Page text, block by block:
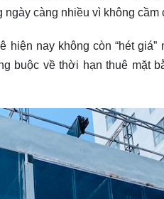
càng nhiều vì không cầm
hiện nay không còn “hét
buộc về thời hạn thuê mặt